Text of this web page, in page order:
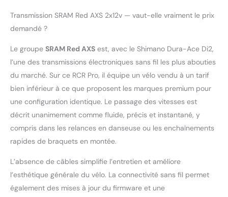
Transmission SRAM Red AXS 2x12v — vaut-elle vraiment le prix
demandé ?
Le groupe SRAM Red AXS est, avec le Shimano Dura-Ace Di2,
l’une des transmissions électroniques sans fil les plus abouties
du marché. Sur ce RCR Pro, il équipe un vélo vendu à un tarif
bien inférieur à ce que proposent les marques premium pour
une configuration identique. Le passage des vitesses est
décrit unanimement comme fluide, précis et instantané, y
compris dans les relances en danseuse ou les enchaînements
rapides de braquets en montée.
L’absence de câbles simplifie l’entretien et améliore
l’esthétique générale du vélo. La connectivité sans fil permet
également des mises à jour du firmware et une